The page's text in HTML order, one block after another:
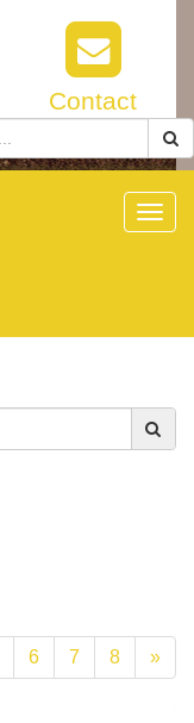
Contact
6 7 8 »